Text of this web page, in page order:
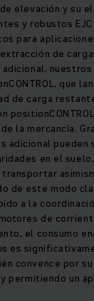
elevación y su
y robustos
para
de
adicional,
que
de carga
la mercancía.
adicional pueden
en el
transportar
de este modo
a la
de
el consumo
es
convence por
permitiendo un